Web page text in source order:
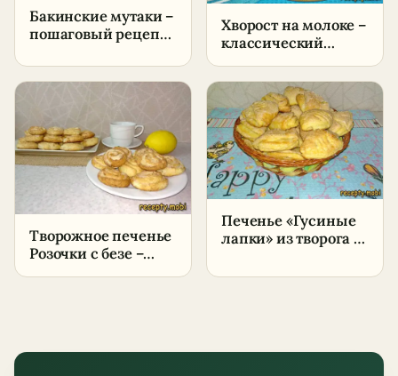
Бакинские мутаки –
пошаговый рецепт
условиях
Хворост на молоке –
классический
домашних условиях
Творожное печенье
Розочки с безе –
Печенье «Гусиные
лапки» из творога –
в домашних